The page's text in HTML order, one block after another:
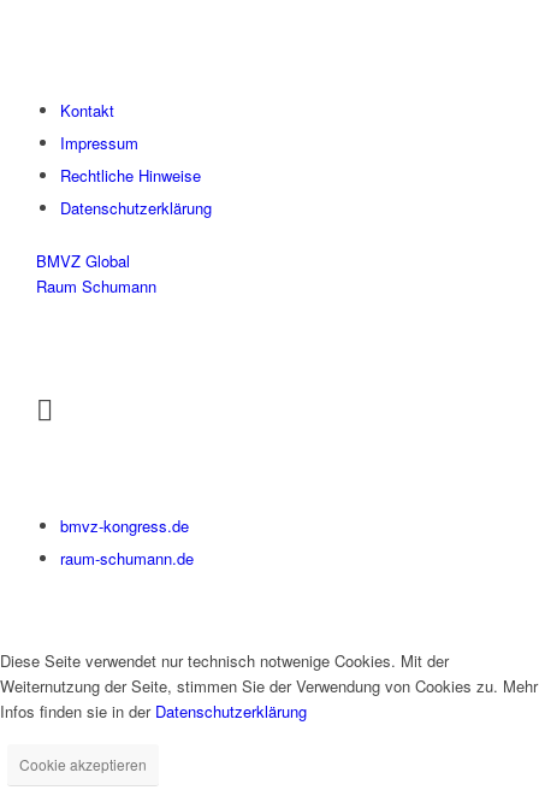
Kontakt
Impressum
Rechtliche Hinweise
Datenschutzerklärung
BMVZ Global
Raum Schumann
bmvz-kongress.de
raum-schumann.de
Diese Seite verwendet nur technisch notwenige Cookies. Mit der
Weiternutzung der Seite, stimmen Sie der Verwendung von Cookies zu. Mehr
Infos finden sie in der Datenschutzerklärung
Cookie akzeptieren